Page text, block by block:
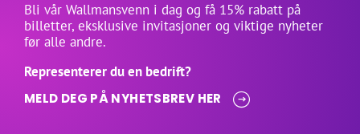
Bli vår Wallmansvenn i dag og få 15% rabatt på
billetter, eksklusive invitasjoner og viktige nyheter
før alle andre.
Representerer du en bedrift?
MELD DEG PÅ NYHETSBREV HER